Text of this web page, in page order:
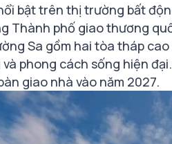
bật trên thị trường bất
Thành phố giao thương
Sa gồm hai tòa tháp
phong cách sống hiện
giao nhà vào năm 2027.